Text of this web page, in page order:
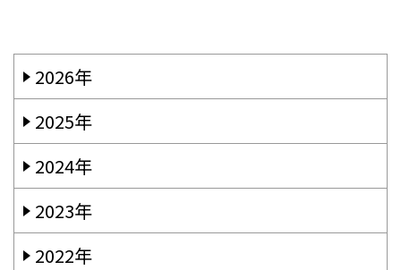
2026年
2025年
2024年
2023年
2022年